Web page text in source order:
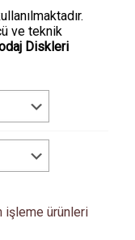
ve teknik
Diskleri
işleme ürünleri